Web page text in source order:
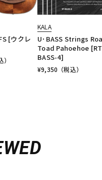
[ウクレ
）
KALA
U･BASS Strings
Toad Pahoehoe
BASS-4]
¥9,350 （税込）